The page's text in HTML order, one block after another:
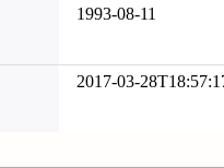
1993-08-11
2017-03-